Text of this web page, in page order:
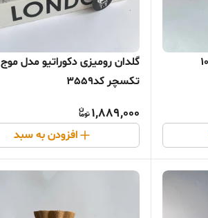
گلدان رومیزی دکوراتیو مدل موج
تکسچر کد3559
1,889,000
افزودن به سبد